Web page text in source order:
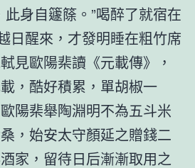
此身自籧篨。”喝醉了就宿在
日醒來，才發明睡在粗竹席
見歐陽棐讀《元載傳》，
，酷好積累，單胡椒一
陽棐舉陶淵明不為五斗米
，始安太守顏延之贈錢二
家，留待日后漸漸取用之